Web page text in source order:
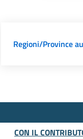
Regioni/Province
CON IL